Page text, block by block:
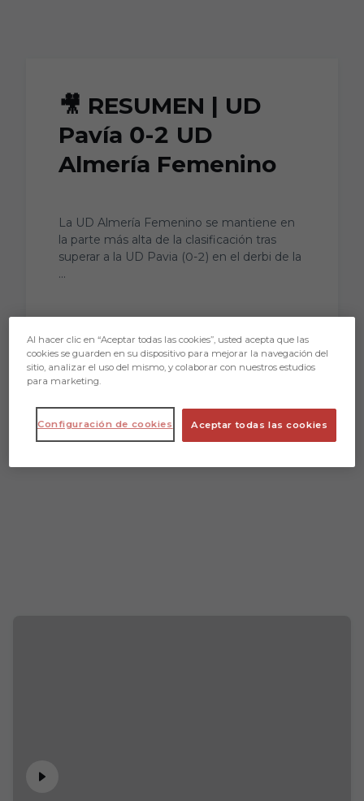
🎥 RESUMEN | UD
Pavía 0-2 UD
Almería Femenino
La UD Almería Femenino se mantiene en
la parte más alta de la clasificación tras
superar a la UD Pavia (0-2) en el derbi de la
...
Al hacer clic en “Aceptar todas las cookies”, usted acepta que las
cookies se guarden en su dispositivo para mejorar la navegación del
sitio, analizar el uso del mismo, y colaborar con nuestros estudios
para marketing.
Aceptar todas las cookies
Configuración de cookies